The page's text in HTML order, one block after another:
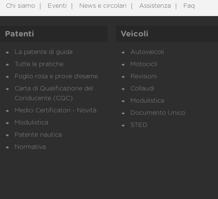
Chi siamo Eventi News e circolari Assistenza Faq
Patenti
La patente di guida
Tutte le pratiche
Foglio rosa e prove d’esame
Carta di Qualificazione del
Conducente (CQC)
Medici Certificatori - Novità
Modulistica
Patente nautica
Normativa
Veicoli
Autoveicoli
Motocicli
Revisioni
Collaudi
Modulistica
Documento Unico
STED